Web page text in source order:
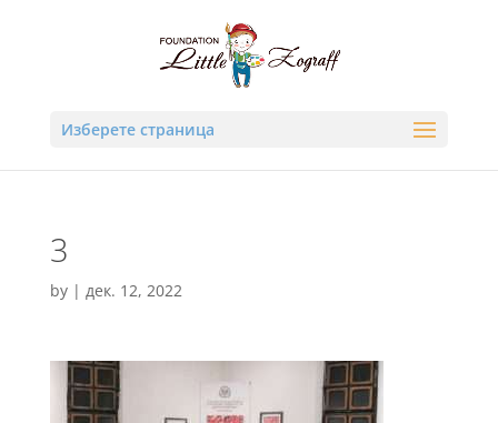
Изберете страница
3
by | дек. 12, 2022